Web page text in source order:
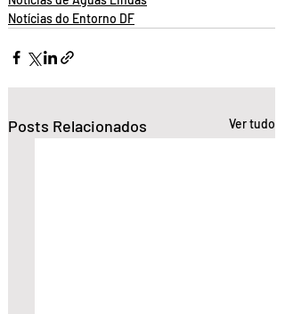
Notícias do Entorno DF
Posts Relacionados Ver tudo